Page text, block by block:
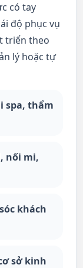
có tay
độ phục vụ
triển theo
lý hoặc tự
spa, thẩm
nối mi,
khách
sở kinh